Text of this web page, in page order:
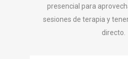
presencial para
sesiones de terapia y
directo.